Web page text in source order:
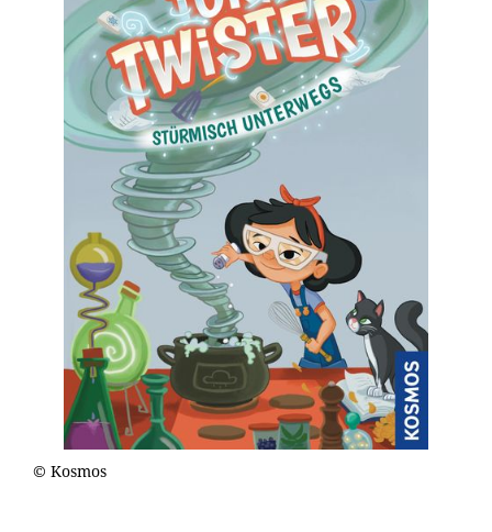
© Kosmos